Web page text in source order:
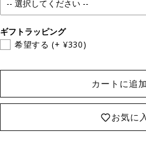
ギフトラッピング
希望する (+ ¥330)
カートに追
お気に